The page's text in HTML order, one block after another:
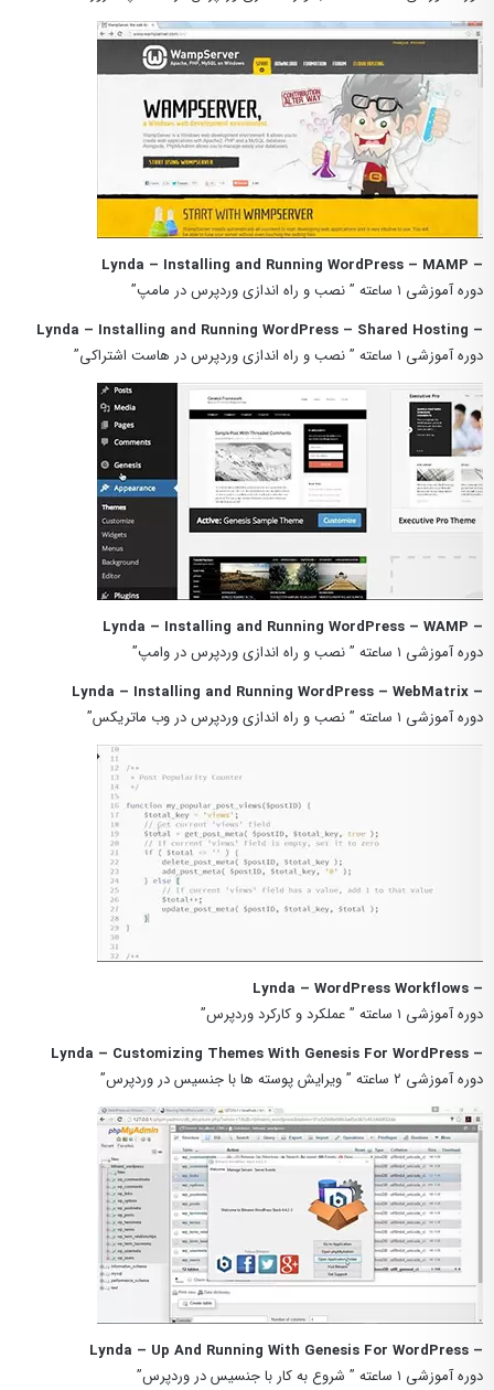
– Lynda – Installing and Running WordPress – MAMP
دوره آموزشی ۱ ساعته ” نصب و راه اندازی وردپرس در مامپ”
– Lynda – Installing and Running WordPress – Shared Hosting
دوره آموزشی ۱ ساعته ” نصب و راه اندازی وردپرس در هاست اشتراکی”
– Lynda – Installing and Running WordPress – WAMP
دوره آموزشی ۱ ساعته ” نصب و راه اندازی وردپرس در وامپ”
– Lynda – Installing and Running WordPress – WebMatrix
دوره آموزشی ۱ ساعته ” نصب و راه اندازی وردپرس در وب ماتریکس”
– Lynda – WordPress Workflows
دوره آموزشی ۱ ساعته ” عملکرد و کارکرد وردپرس”
– Lynda – Customizing Themes With Genesis For WordPress
دوره آموزشی ۲ ساعته ” ویرایش پوسته ها با جنسیس در وردپرس”
– Lynda – Up And Running With Genesis For WordPress
دوره آموزشی ۱ ساعته ” شروع به کار با جنسیس در وردپرس”